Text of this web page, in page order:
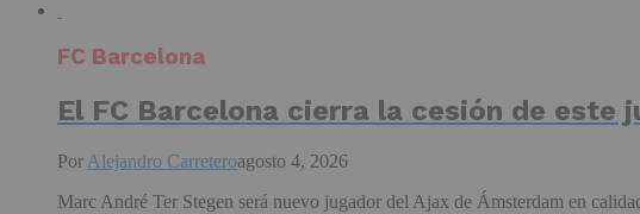
FC Barcelona
El FC Barcelona cierra la cesión de este
Por Alejandro Carreteroagosto 4, 2026
Marc André Ter Stegen será nuevo jugador del Ajax de Ámsterdam en